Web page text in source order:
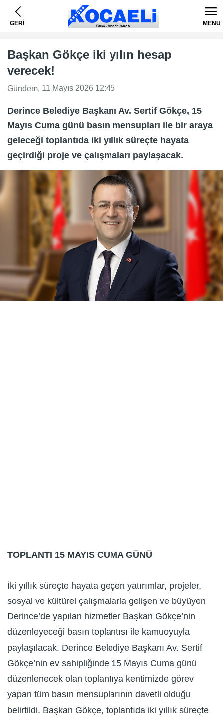
GERİ MENÜ
Başkan Gökçe iki yılın hesap
verecek!
Gündem, 11 Mayıs 2026 12:45
Derince Belediye Başkanı Av. Sertif Gökçe, 15
Mayıs Cuma günü basın mensupları ile bir araya
geleceği toplantıda iki yıllık süreçte hayata
geçirdiği proje ve çalışmaları paylaşacak.
TOPLANTI 15 MAYIS CUMA GÜNÜ
İki yıllık süreçte hayata geçen yatırımlar, projeler,
sosyal ve kültürel çalışmalarla gelişen ve büyüyen
Derince’de yapılan hizmetler Başkan Gökçe’nin
düzenleyeceği basın toplantısı ile kamuoyuyla
paylaşılacak. Derince Belediye Başkanı Av. Sertif
Gökçe’nin ev sahipliğinde 15 Mayıs Cuma günü
düzenlenecek olan toplantıya kentimizde görev
yapan tüm basın mensuplarının davetli olduğu
belirtildi. Başkan Gökçe, toplantıda iki yıllık süreçte